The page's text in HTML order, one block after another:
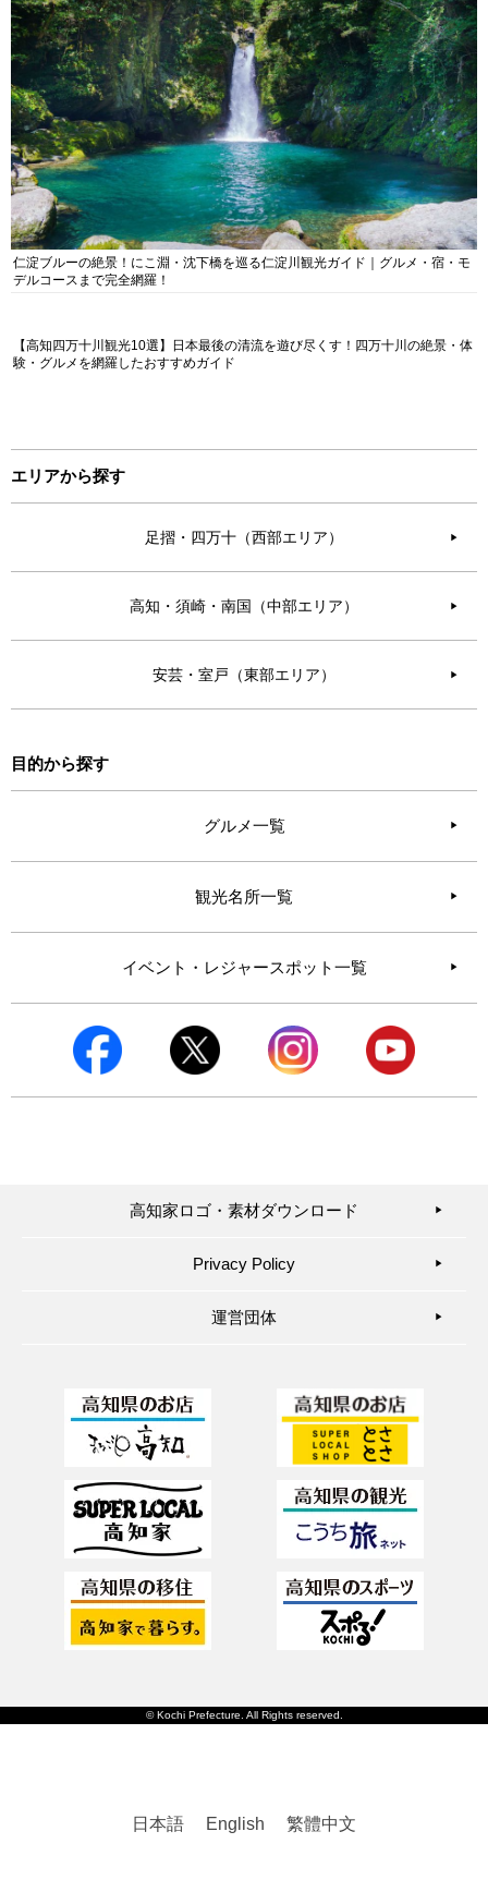
仁淀ブルーの絶景！にこ淵・沈下橋を巡る仁淀川観光ガイド｜グルメ・宿・モ
デルコースまで完全網羅！
【高知四万十川観光10選】日本最後の清流を遊び尽くす！四万十川の絶景・体
験・グルメを網羅したおすすめガイド
エリアから探す
足摺・四万十（西部エリア） ▶︎
高知・須崎・南国（中部エリア） ▶︎
安芸・室戸（東部エリア） ▶︎
目的から探す
グルメ一覧
観光名所一覧
イベント・レジャースポット一覧
高知家ロゴ・素材ダウンロード ▶︎
Privacy Policy ▶︎
運営団体 ▶︎
© Kochi Prefecture. All Rights reserved.
日本語 English 繁體中文